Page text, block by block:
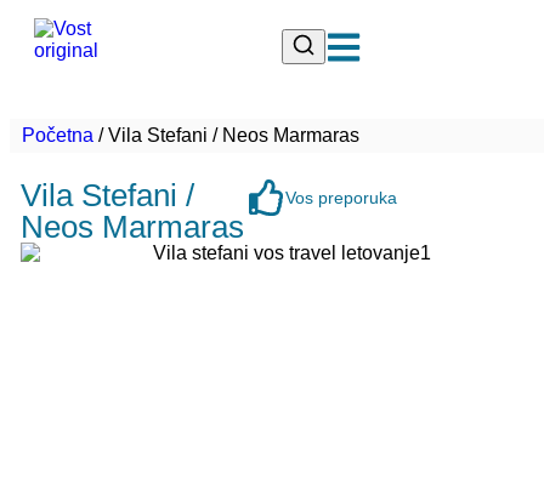
Početna /Vila Stefani / Neos Marmaras
Vila Stefani /
Neos Marmaras
Vos preporuka